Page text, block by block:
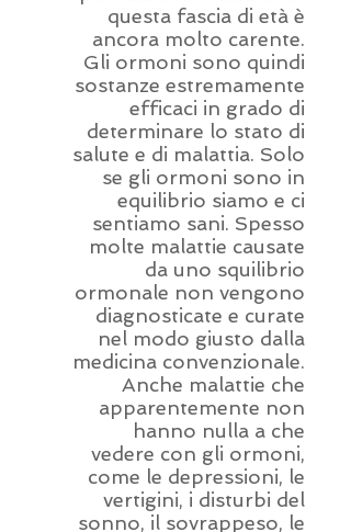
questa fascia di età è
ancora molto carente.
Gli ormoni sono quindi
sostanze estremamente
efficaci in grado di
determinare lo stato di
salute e di malattia. Solo
se gli ormoni sono in
equilibrio siamo e ci
sentiamo sani. Spesso
molte malattie causate
da uno squilibrio
ormonale non vengono
diagnosticate e curate
nel modo giusto dalla
medicina convenzionale.
Anche malattie che
apparentemente non
hanno nulla a che
vedere con gli ormoni,
come le depressioni, le
vertigini, i disturbi del
sonno, il sovrappeso, le